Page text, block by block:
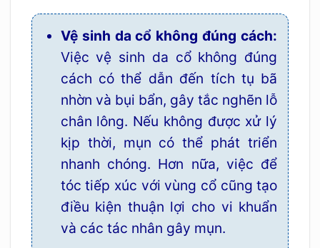
Vệ sinh da cổ không đúng cách:
Việc vệ sinh da cổ không đúng
cách có thể dẫn đến tích tụ bã
nhờn và bụi bẩn, gây tắc nghẽn lỗ
chân lông. Nếu không được xử lý
kịp thời, mụn có thể phát triển
nhanh chóng. Hơn nữa, việc để
tóc tiếp xúc với vùng cổ cũng tạo
điều kiện thuận lợi cho vi khuẩn
và các tác nhân gây mụn.